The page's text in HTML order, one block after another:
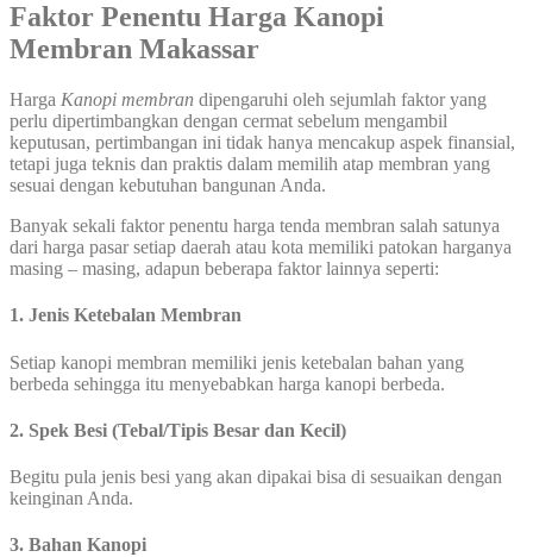
Faktor Penentu Harga Kanopi
Membran Makassar
Harga Kanopi membran dipengaruhi oleh sejumlah faktor yang
perlu dipertimbangkan dengan cermat sebelum mengambil
keputusan, pertimbangan ini tidak hanya mencakup aspek finansial,
tetapi juga teknis dan praktis dalam memilih atap membran yang
sesuai dengan kebutuhan bangunan Anda.
Banyak sekali faktor penentu harga tenda membran salah satunya
dari harga pasar setiap daerah atau kota memiliki patokan harganya
masing – masing, adapun beberapa faktor lainnya seperti:
1. Jenis Ketebalan Membran
Setiap kanopi membran memiliki jenis ketebalan bahan yang
berbeda sehingga itu menyebabkan harga kanopi berbeda.
2. Spek Besi (Tebal/Tipis Besar dan Kecil)
Begitu pula jenis besi yang akan dipakai bisa di sesuaikan dengan
keinginan Anda.
3. Bahan Kanopi